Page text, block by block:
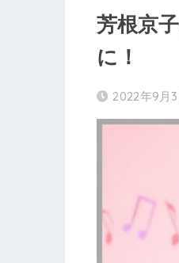
芳根京
に！
2022年9月3